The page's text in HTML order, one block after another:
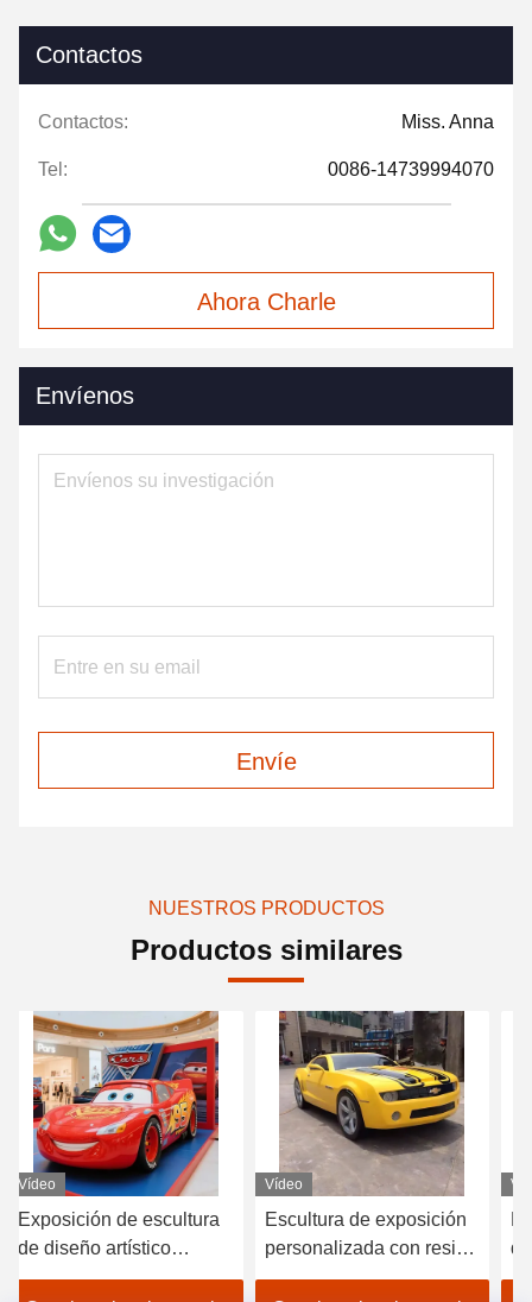
Contactos
Contactos: Miss. Anna
Tel: 0086-14739994070
Ahora Charle
Envíenos
Envíe
NUESTROS PRODUCTOS
Productos similares
Vídeo
Escultura de exposición
personalizada con resina
de protección ambiental y
Vídeo
Escultura de exposición
de tamaño
personalizable con